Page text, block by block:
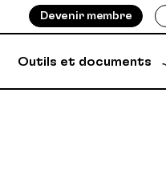
Devenir membre
Outils et documents